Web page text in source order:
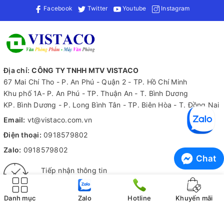
quy trình sản xuất.
thêm về các loại văn phòng phẩm khác, hãy liên hệ ngay với
Vistaco - Văn phòng phẩm Bình Dương: 0911 548 289 (zalo) để
được tư vấn chi tiết hơn!
Facebook Twitter Youtube Instagram
Địa chỉ: CÔNG TY TNHH MTV VISTACO
67 Mai Chí Tho - P. An Phú - Quận 2 - TP. Hồ Chí Minh
Khu phố 1A- P. An Phú - TP. Thuận An - T. Bình Dương
KP. Bình Dương - P. Long Bình Tân - TP. Biên Hòa - T. Đồng Nai
Email: vt@vistaco.com.vn
Điện thoại: 0918579802
Zalo: 0918579802
Tiếp nhận thông tin
Hỗ trợ 24/7
Kiểm hàng trước khi nhận
Danh mục Zalo Hotline Khuyến mãi
Chat